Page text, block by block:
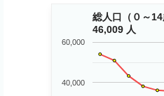
総人口（０～14
46,009 人
40,000
60,000